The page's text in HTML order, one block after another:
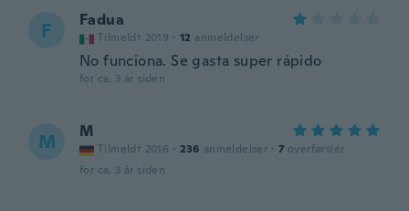
F Fadua
Tilmeldt 2019 · 12 anmeldelser
No funciona. Se gasta super rápido
for ca. 3 år siden
M M
Tilmeldt 2016 · 236 anmeldelser · 7 overførsler
for ca. 3 år siden